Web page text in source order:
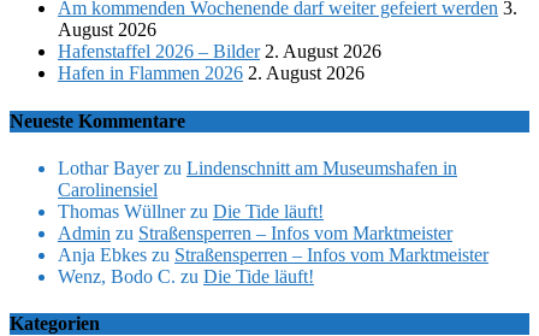
Am kommenden Wochenende darf weiter gefeiert werden 3.
August 2026
Hafenstaffel 2026 – Bilder 2. August 2026
Hafen in Flammen 2026 2. August 2026
Neueste Kommentare
Lothar Bayerzu Lindenschnitt am Museumshafen in
Carolinensiel
Thomas Wüllnerzu Die Tide läuft!
Admin zu Straßensperren – Infos vom Marktmeister
Anja Ebkes zu Straßensperren – Infos vom Marktmeister
Wenz, Bodo C. zu Die Tide läuft!
Kategorien